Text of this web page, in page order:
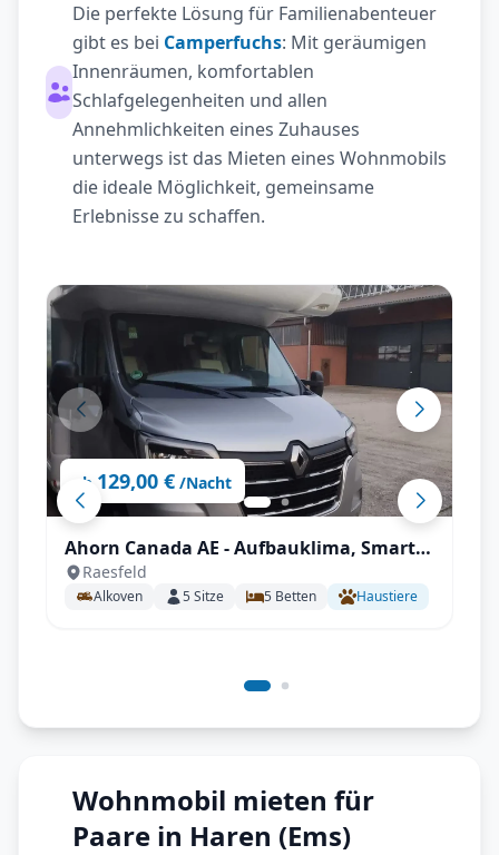
Die perfekte Lösung für Familienabenteuer
gibt es bei Camperfuchs: Mit geräumigen
Innenräumen, komfortablen
Schlafgelegenheiten und allen
Annehmlichkeiten eines Zuhauses
unterwegs ist das Mieten eines Wohnmobils
die ideale Möglichkeit, gemeinsame
Erlebnisse zu schaffen.
ab 129,00 € /Nacht
Ahorn Canada AE - Aufbauklima, Smart-
TV, Wechselrichter, Autark mit All-
inklusive Paket
Raesfeld
Alkoven 5Sitze 5 Betten Haustiere
Wohnmobil mieten für
Paare in Haren (Ems)